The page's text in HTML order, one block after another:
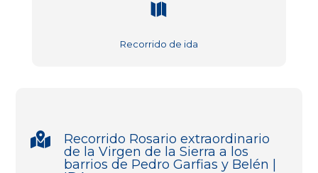

Recorrido de ida

Recorrido Rosario extraordinario
de la Virgen de la Sierra a los
barrios de Pedro Garfias y Belén |